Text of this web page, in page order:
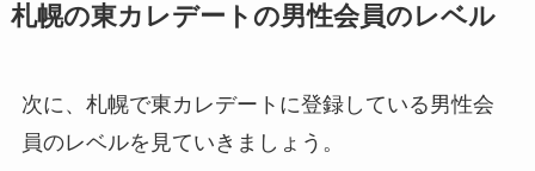
札幌の東カレデートの男性会員のレベル
次に、札幌で東カレデートに登録している男性会
員のレベルを見ていきましょう。